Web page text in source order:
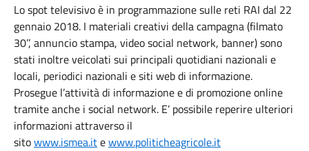
Lo spot televisivo è in programmazione sulle reti RAI dal 22
gennaio 2018. I materiali creativi della campagna (filmato
30’’, annuncio stampa, video social network, banner) sono
stati inoltre veicolati sui principali quotidiani nazionali e
locali, periodici nazionali e siti web di informazione.
Prosegue l’attività di informazione e di promozione online
tramite anche i social network. E’ possibile reperire ulteriori
informazioni attraverso il
sitowww.ismea.itewww.politicheagricole.it